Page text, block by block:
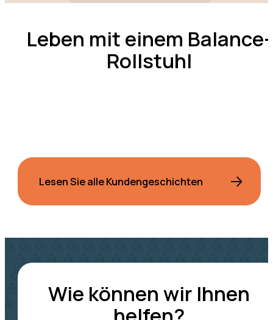
Leben mit einem Balance-
Rollstuhl
Lesen Sie alle Kundengeschichten
Wie können wir Ihnen